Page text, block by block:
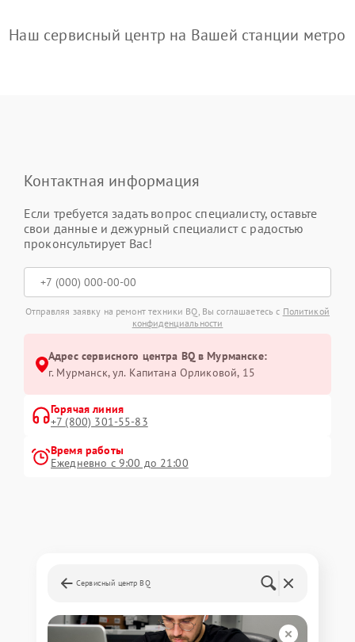
Наш сервисный центр на Вашей станции метро
Контактная информация
Если требуется задать вопрос специалисту, оставьте
свои данные и дежурный специалист с радостью
проконсультирует Вас!
Отправляя заявку на ремонт техники BQ, Вы соглашаетесь с Политикой
конфиденциальности
Адрес сервисного центра BQ в Мурманске:
г. Мурманск, ул. Капитана Орликовой, 15
Горячая линия
+7 (800) 301-55-83
Время работы
Ежедневно с 9:00 до 21:00
Сервисный центр BQ